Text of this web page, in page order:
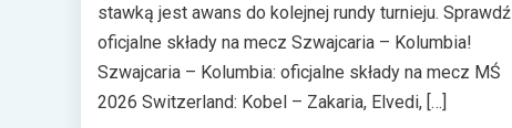
stawką jest awans do kolejnej rundy turnieju. Sprawdź
oficjalne składy na mecz Szwajcaria – Kolumbia!
Szwajcaria – Kolumbia: oficjalne składy na mecz MŚ
2026 Switzerland: Kobel – Zakaria, Elvedi, […]